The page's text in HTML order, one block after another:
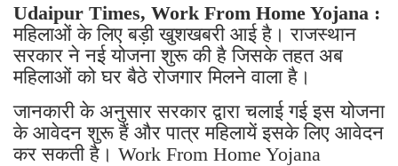
Udaipur Times, Work From Home Yojana :
महिलाओं के लिए बड़ी खुशखबरी आई है। राजस्थान
सरकार ने नई योजना शुरू की है जिसके तहत अब
महिलाओं को घर बैठे रोजगार मिलने वाला है।
जानकारी के अनुसार सरकार द्वारा चलाई गई इस योजना
के आवेदन शुरू हैं और पात्र महिलायें इसके लिए आवेदन
कर सकती है। Work From Home Yojana